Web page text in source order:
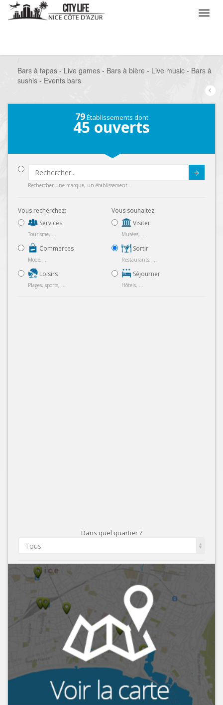
Bars à tapas - Live games - Bars à bière - Live music - Bars à
sushis - Events bars
79Établissements dont
45 ouverts
Rechercher une marque, un établissement...
Vous recherchez:
Services
Tourisme, ...
Commerces
Mode, ...
Loisirs
Plages, sports, ...
Vous souhaitez:
Visiter
Musées, ...
Sortir
Restaurants, ...
Séjourner
Hôtels, ...
Dans quel quartier ?
Tous